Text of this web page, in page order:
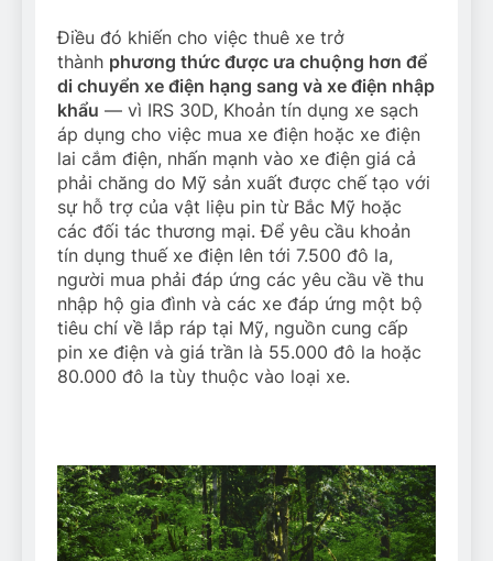
Điều đó khiến cho việc thuê xe trở
thành phương thức được ưa chuộng hơn để
di chuyển xe điện hạng sang và xe điện nhập
khẩu — vì IRS 30D, Khoản tín dụng xe sạch
áp dụng cho việc mua xe điện hoặc xe điện
lai cắm điện, nhấn mạnh vào xe điện giá cả
phải chăng do Mỹ sản xuất được chế tạo với
sự hỗ trợ của vật liệu pin từ Bắc Mỹ hoặc
các đối tác thương mại. Để yêu cầu khoản
tín dụng thuế xe điện lên tới 7.500 đô la,
người mua phải đáp ứng các yêu cầu về thu
nhập hộ gia đình và các xe đáp ứng một bộ
tiêu chí về lắp ráp tại Mỹ, nguồn cung cấp
pin xe điện và giá trần là 55.000 đô la hoặc
80.000 đô la tùy thuộc vào loại xe.